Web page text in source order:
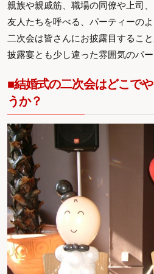
親族や親戚筋、職場の同僚や上司
友人たちを呼べる、パーティーの
二次会は皆さんにお披露目するこ
披露宴とも少し違った雰囲気のパー
■結婚式の二次会はどこで
うか？